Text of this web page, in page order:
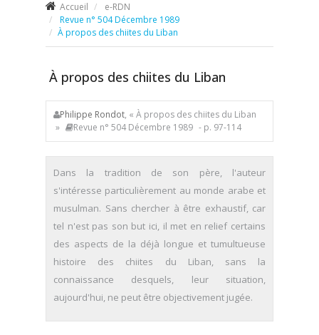
Accueil
e-RDN
Revue n° 504 Décembre 1989
À propos des chiites du Liban
À propos des chiites du Liban
Philippe Rondot, « À propos des chiites du Liban
»
Revue n° 504 Décembre 1989 - p. 97-114
Dans la tradition de son père, l'auteur
s'intéresse particulièrement au monde arabe et
musulman. Sans chercher à être exhaustif, car
tel n'est pas son but ici, il met en relief certains
des aspects de la déjà longue et tumultueuse
histoire des chiites du Liban, sans la
connaissance desquels, leur situation,
aujourd'hui, ne peut être objectivement jugée.